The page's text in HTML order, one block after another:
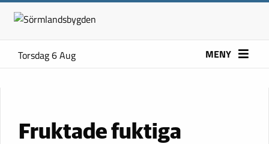
Torsdag 6 Aug MENY
Fruktade fuktiga